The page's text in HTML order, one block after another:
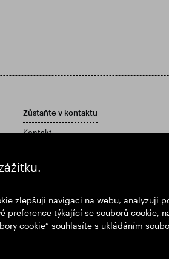
zlepšují navigaci na webu, analyzují
preference týkající se souborů cookie,
cookie“ souhlasíte s ukládáním
Zůstaňte v kontaktu
Kontakt